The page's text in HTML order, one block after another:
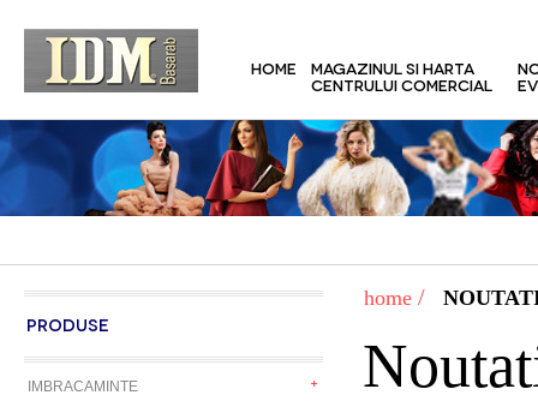
HOME
MAGAZINUL SI HARTA
CENTRULUI COMERCIAL
PRODUSE
IMBRACAMINTE
home /